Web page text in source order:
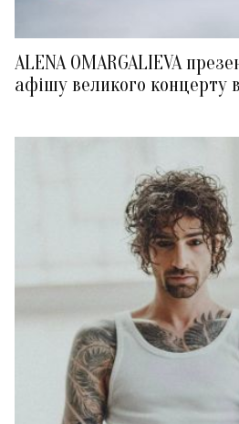
ALENA OMARGALIEVA
афішу великого концерту